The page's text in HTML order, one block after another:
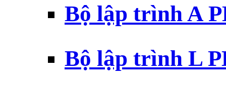
Bộ lập trình A
Bộ lập trình L